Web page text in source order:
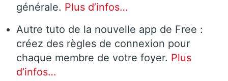
générale. Plus d’infos…
Autre tuto de la nouvelle app de Free :
créez des règles de connexion pour
chaque membre de votre foyer. Plus
d’infos…